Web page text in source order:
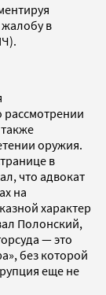
в
рассмотрении
оружия.
в
что адвокат
на
характер
Полонский,
— это
без которой
еще не